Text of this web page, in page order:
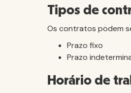
Tipos de
Os contratos podem
Prazo fixo
Prazo
Horário de